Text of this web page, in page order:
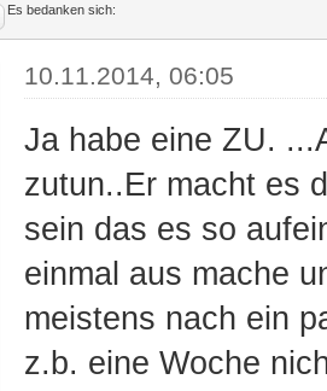
Es bedanken sich:
10.11.2014, 06:05
Ja habe eine ZU.
zutun..Er macht es
sein das es so
einmal aus mache
meistens nach ein
z.b. eine Woche